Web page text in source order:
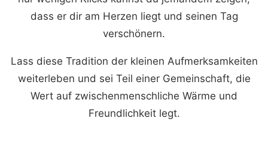
dass er dir am Herzen liegt und seinen Tag
verschönern.
Lass diese Tradition der kleinen Aufmerksamkeiten
weiterleben und sei Teil einer Gemeinschaft, die
Wert auf zwischenmenschliche Wärme und
Freundlichkeit legt.